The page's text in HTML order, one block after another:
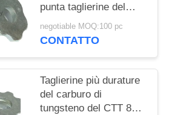
punta taglierine del
carburo di tungsteno di
6 punti (CTT) per la
negotiable MOQ:100 pc
CONTATTO
Taglierine più durature
del carburo di
tungsteno del CTT 8pt